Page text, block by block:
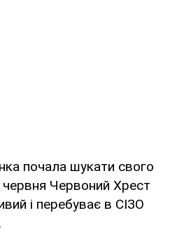
почала шукати свого
червня Червоний Хрест
і перебуває в СІЗО